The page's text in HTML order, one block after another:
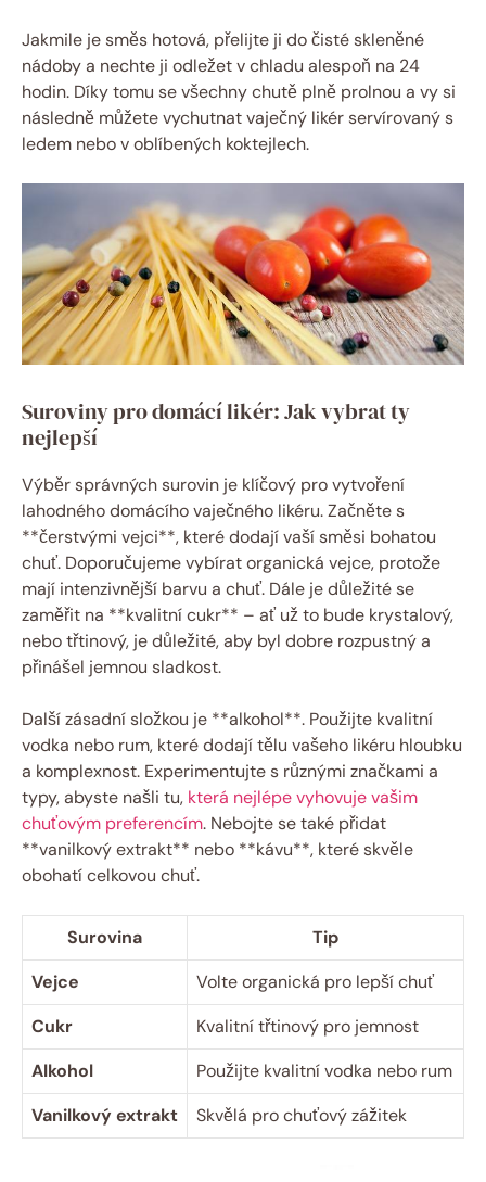
Jakmile je směs hotová, přelijte ji do čisté skleněné
nádoby a nechte ji odležet v chladu alespoň na 24
hodin. Díky tomu se všechny chutě plně prolnou a vy si
následně můžete vychutnat vaječný likér servírovaný s
ledem nebo v oblíbených koktejlech.
Suroviny pro domácí likér: Jak vybrat ty
nejlepší
Výběr správných surovin je klíčový pro vytvoření
lahodného domácího vaječného likéru. Začněte s
**čerstvými vejci**, které dodají vaší směsi bohatou
chuť. Doporučujeme vybírat organická vejce, protože
mají intenzivnější barvu a chuť. Dále je důležité se
zaměřit na **kvalitní cukr** – ať už to bude krystalový,
nebo třtinový, je důležité, aby byl dobre rozpustný a
přinášel jemnou sladkost.
Další zásadní složkou je **alkohol**. Použijte kvalitní
vodka nebo rum, které dodají tělu vašeho likéru hloubku
a komplexnost. Experimentujte s různými značkami a
typy, abyste našli tu, která nejlépe vyhovuje vašim
chuťovým preferencím. Nebojte se také přidat
**vanilkový extrakt** nebo **kávu**, které skvěle
obohatí celkovou chuť.
Surovina
Tip
Vejce
Volte organická pro lepší chuť
Cukr
Kvalitní třtinový pro jemnost
Alkohol
Použijte kvalitní vodka nebo rum
Vanilkový extrakt
Skvělá pro chuťový zážitek